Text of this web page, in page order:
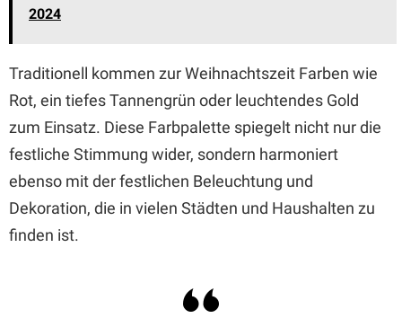
2024
Traditionell kommen zur Weihnachtszeit Farben wie
Rot, ein tiefes Tannengrün oder leuchtendes Gold
zum Einsatz. Diese Farbpalette spiegelt nicht nur die
festliche Stimmung wider, sondern harmoniert
ebenso mit der festlichen Beleuchtung und
Dekoration, die in vielen Städten und Haushalten zu
finden ist.